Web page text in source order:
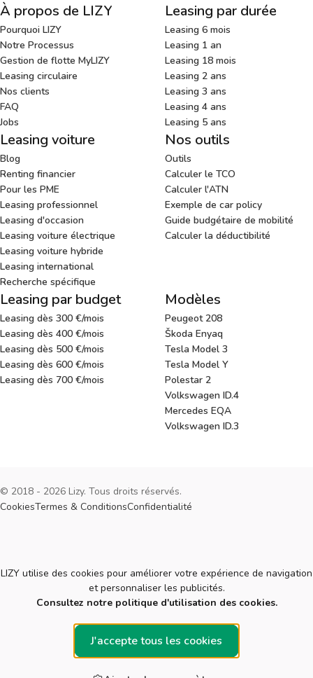
À propos de LIZY
Pourquoi LIZY
Notre Processus
Gestion de flotte MyLIZY
Leasing circulaire
Nos clients
FAQ
Jobs
Leasing par durée
Leasing 6 mois
Leasing 1 an
Leasing 18 mois
Leasing 2 ans
Leasing 3 ans
Leasing 4 ans
Leasing 5 ans
Leasing voiture
Blog
Renting financier
Pour les PME
Leasing professionnel
Leasing d'occasion
Leasing voiture électrique
Leasing voiture hybride
Leasing international
Recherche spécifique
Nos outils
Outils
Calculer le TCO
Calculer l'ATN
Exemple de car policy
Guide budgétaire de mobilité
Calculer la déductibilité
Leasing par budget
Leasing dès 300 €/mois
Leasing dès 400 €/mois
Leasing dès 500 €/mois
Leasing dès 600 €/mois
Leasing dès 700 €/mois
Modèles
Peugeot 208
Škoda Enyaq
Tesla Model 3
Tesla Model Y
Polestar 2
Volkswagen ID.4
Mercedes EQA
Volkswagen ID.3
© 2018 - 2026 Lizy. Tous droits réservés.
CookiesTermes & ConditionsConfidentialité
Cookies
LIZY utilise des cookies pour améliorer votre expérience de navigation
et personnaliser les publicités.
Consultez notre politique d'utilisation des cookies.
J'accepte tous les cookies